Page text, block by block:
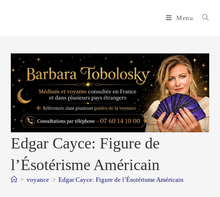
Menu
Edgar Cayce: Figure de
l’Ésotérisme Américain
> voyance > Edgar Cayce: Figure de l’Ésotérisme Américain